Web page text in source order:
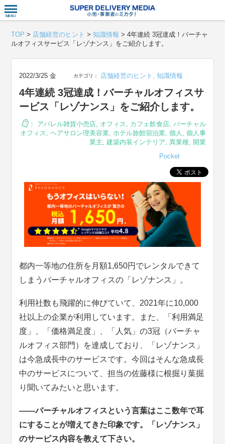
TOP > 店舗経営のヒント >知識情報 >4年連続 3冠達成！バーチャ
ルオフィスサービス「レゾナンス」をご紹介します。
2022/3/25 金 カテゴリ： 店舗経営のヒント ,知識情報
4年連続 3冠達成！バーチャルオフィスサ
ービス「レゾナンス」をご紹介します。
： アパレル雑貨小売店, オフィス, カフェ飲食店, バーチャル
オフィス, ヘアサロン理美容業, ホテル旅館宿泊業, 個人 , 個人事
業主, 建築内装インテリア, 異業種, 開業
Pocket
都内一等地の住所を月額1,650円でレンタルできて
しまうバーチャルオフィスの「レゾナンス」。
利用社数も飛躍的に伸びていて、2021年に10,000
社以上の企業が利用しています。また、「利用満足
度」、「価格満足度」、「人気」の3冠（バーチャ
ルオフィス部門）を達成しており、「レゾナンス」
は今急成長中のサービスです。今回はそんな急成長
中のサービスについて、担当の佐藤様に根掘り葉掘
り聞いてみたいと思います。
――バーチャルオフィスという言葉はここ数年で耳
にすることが増えてきた印象です。「レゾナンス」
のサービス内容を教えて下さい。